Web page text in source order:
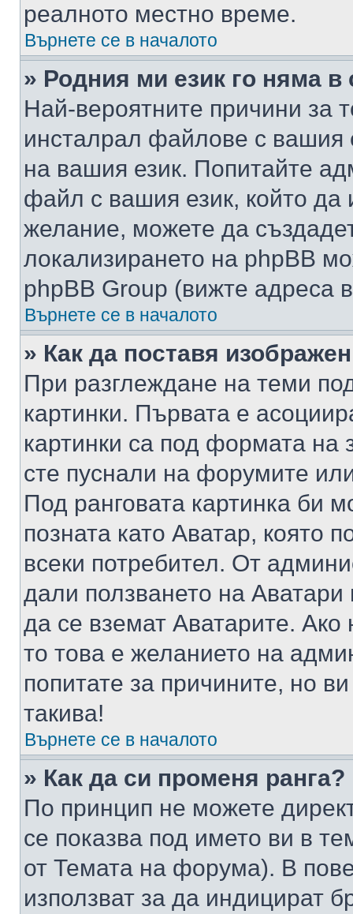
реалното местно време.
Върнете се в началото
» Родния ми език го няма в
Най-вероятните причини за
инсталрал файлове с вашия
на вашия език. Попитайте
файл с вашия език, който да
желание, можете да
локализирането на phpBB
phpBB Group (вижте адреса
Върнете се в началото
» Как да поставя
При разглеждане на теми
картинки. Първата е
картинки са под формата на
сте пуснали на форумите
Под ранговата картинка би
позната като Аватар, която
всеки потребител. От
дали ползването на
да се вземат Аватарите.
то това е желанието на
попитате за причините, но
такива!
Върнете се в началото
» Как да си променя ранга?
По принцип не можете
се показва под името ви в
от Темата на форума). В
използват за да индицират